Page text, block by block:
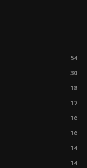
54
30
18
17
16
16
14
14